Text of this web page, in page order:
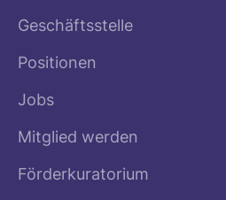
Geschäftsstelle
Positionen
Jobs
Mitglied werden
Förderkuratorium